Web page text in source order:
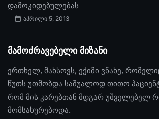
დამოკიდებულებას
აპრილი 5, 2013
მამოძრავებელი მიზანი
ერთხელ, მახსოვს, ექიმი ვნახე,
წუთს უთმობდა საშუალოდ თითო
რომ მის კარებთან მდგარ უშველებელ
მომსახურებოდა.